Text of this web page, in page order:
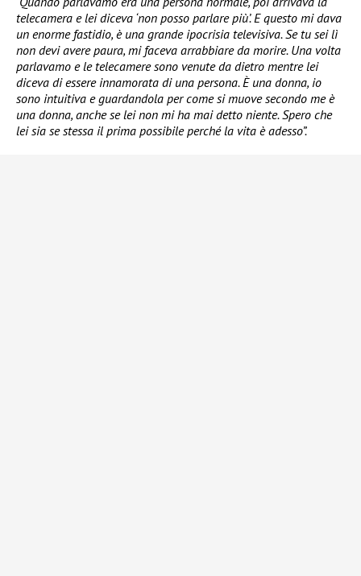
telecamera e lei diceva ‘non posso parlare più’. E questo mi dava
un enorme fastidio, è una grande ipocrisia televisiva. Se tu sei lì
non devi avere paura, mi faceva arrabbiare da morire. Una volta
parlavamo e le telecamere sono venute da dietro mentre lei
diceva di essere innamorata di una persona. È una donna, io
sono intuitiva e guardandola per come si muove secondo me è
una donna, anche se lei non mi ha mai detto niente. Spero che
lei sia se stessa il prima possibile perché la vita è adesso”.